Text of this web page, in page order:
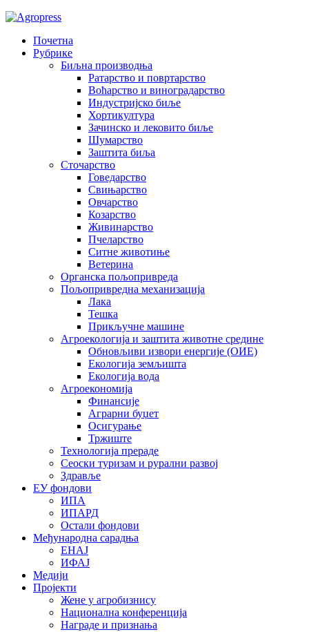
Почетна
Рубрике
Биљна производња
Ратарство и повртарство
Воћарство и виноградарство
Индустријско биље
Хортикултура
Зачинско и лековито биље
Шумарство
Заштита биља
Сточарство
Говедарство
Свињарство
Овчарство
Козарство
Живинарство
Пчеларство
Ситне животиње
Ветерина
Органска пољопривреда
Пољопривредна механизација
Лака
Тешка
Прикључне машине
Агроекологија и заштита животне средине
Обновљиви извори енергије (ОИЕ)
Екологија земљишта
Екологија вода
Агроекономија
Финансије
Аграрни буџет
Осигурање
Тржиште
Технологија прераде
Сеоски туризам и рурални развој
Здравље
ЕУ фондови
ИПА
ИПАРД
Остали фондови
Међународна сарадња
ЕНАЈ
ИФАЈ
Медији
Пројекти
Жене у агробизнису
Национална конференција
Награде и признања